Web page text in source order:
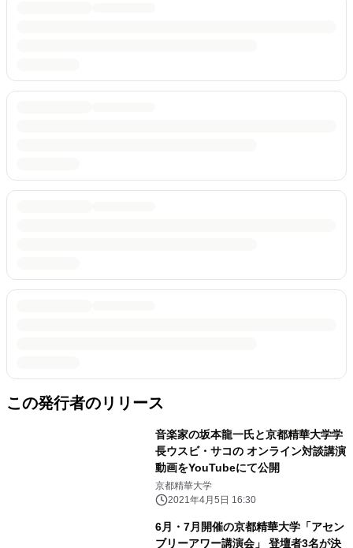
この発行者のリリース
音楽家の坂本龍一氏と京都精華大学学
長ウスビ・サコの オンライン対談講演
動画をYouTubeにて公開
京都精華大学
2021年4月5日 16:30
6月・7月開催の京都精華大学「アセン
ブリーアワー講演会」 登壇者3名が決